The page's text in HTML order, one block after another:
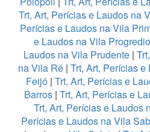
Trt, Art, Perícias e Laudos na
Perícias e Laudos na Vila
e Laudos na Vila
Laudos na Vila Prudente |
na Vila Ré | Trt, Art, Perícias
Feijó | Trt, Art, Perícias e
Barros | Trt, Art, Perícias e
Trt, Art, Perícias e Laudos
Perícias e Laudos na Vila